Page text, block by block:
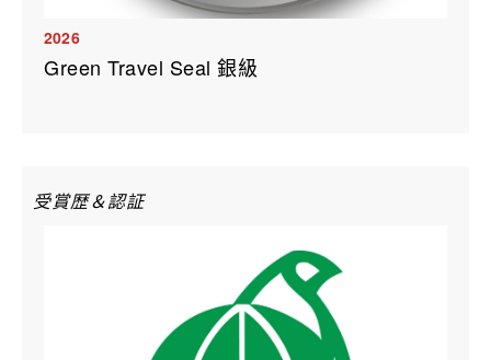
2026
Green Travel Seal 銀級
受賞歴＆認証